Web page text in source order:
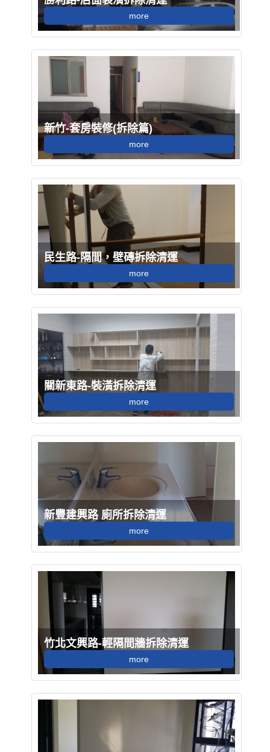
more
新竹-套房裝修(拆除篇)
more
民生路-隔間，壁磚拆除清運
more
關新東路-裝潢拆除清運
more
新豐建興路 廁所拆除清運
more
竹北文興路-輕隔間牆拆除清運
more